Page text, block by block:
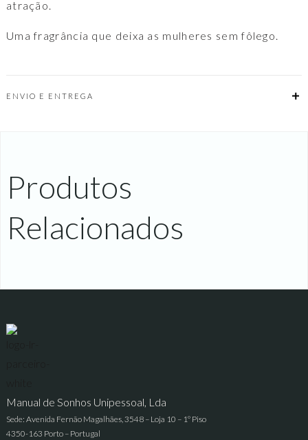
atração.
Uma fragrância que deixa as mulheres sem fôlego.
ENVIO E ENTREGA
Produtos
Relacionados
Manual de Sonhos Unipessoal, Lda
Sede: Avenida Fernão Magalhães, 3548 – Loja 10 – 1º Piso
4350-163 Porto – Portugal